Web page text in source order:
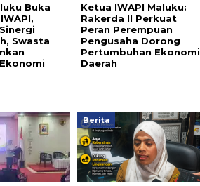
Buka
Swasta
Ketua IWAPI Maluku:
Rakerda II Perkuat
Peran Perempuan
Pengusaha Dorong
Pertumbuhan Ekonomi
Daerah
Berita